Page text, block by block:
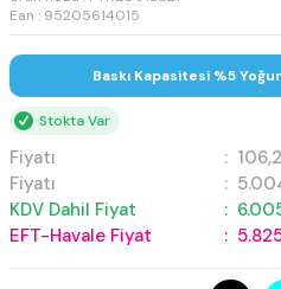
Ean : 95205614015
Baskı Kapasitesi %5
Stokta Var
Fiyatı :
Fiyatı
:
KDV Dahil Fiyat
:
EFT-Havale Fiyat
: